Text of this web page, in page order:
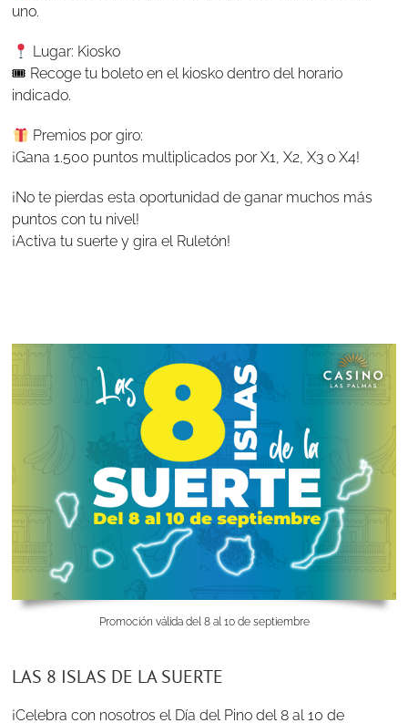
uno.
Lugar: Kiosko
🎟 Recoge tu boleto en el kiosko dentro del horario
indicado.
Premios por giro:
¡Gana 1.500 puntos multiplicados por X1, X2, X3 o X4!
¡No te pierdas esta oportunidad de ganar muchos más
puntos con tu nivel!
¡Activa tu suerte y gira el Ruletón!
Promoción válida del 8 al 10 de septiembre
LAS 8 ISLAS DE LA SUERTE
¡Celebra con nosotros el Día del Pino del 8 al 10 de